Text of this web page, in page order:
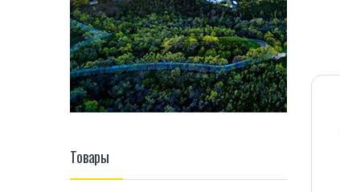
Товары